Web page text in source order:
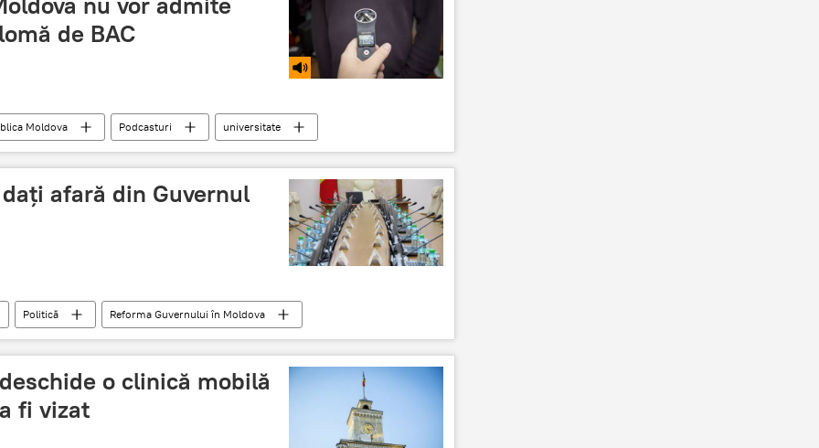
de BAC
Moldova Podcasturi
universitate
BAC 2017
afară din Guvernul
Politică
Reforma Guvernului în Moldova
reforma Guvernului
viceminiștri
o clinică mobilă
fi vizat